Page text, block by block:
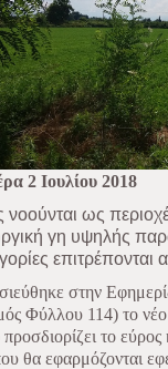
2 Ιουλίου 2018
νοούνται ως
γη υψηλής
επιτρέπονται
στην
Φύλλου 114) το
προσδιορίζει το
θα εφαρμόζονται